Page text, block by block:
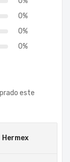
0%
0%
0%
este
Hermex